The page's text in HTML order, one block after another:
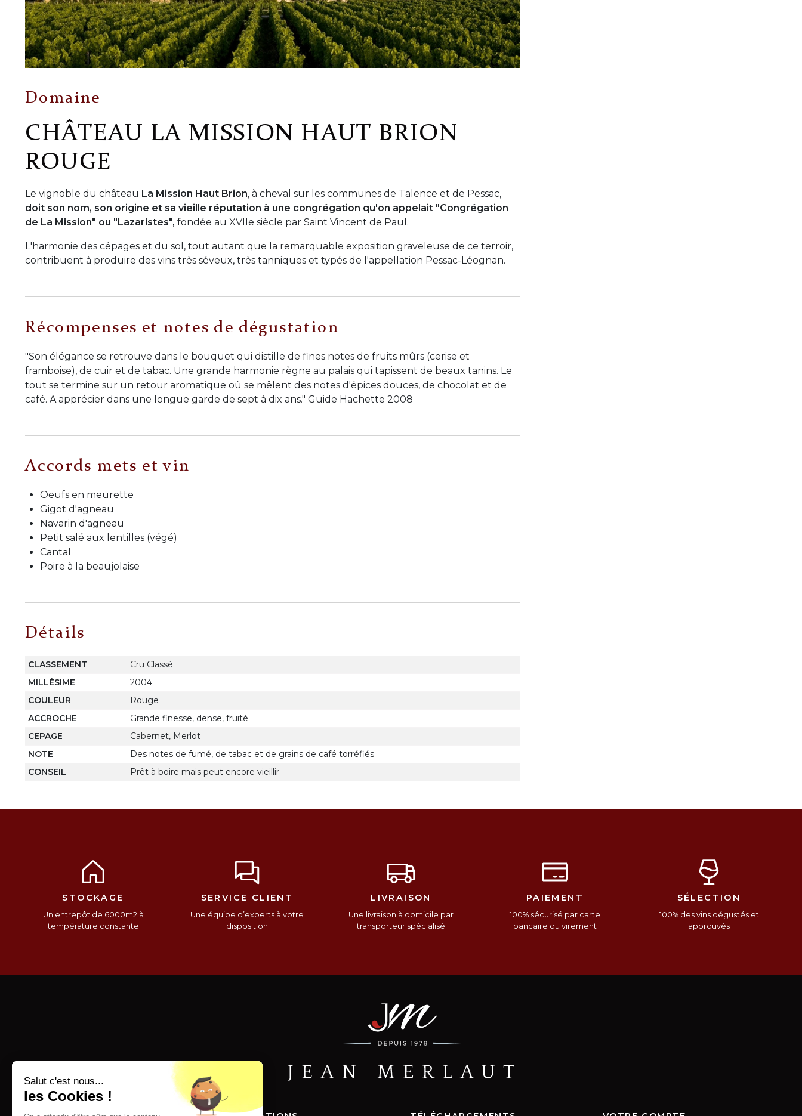
Domaine
CHÂTEAU LA MISSION HAUT BRION
ROUGE
Le vignoble du château La Mission Haut Brion, à cheval sur les communes de Talence et de Pessac,
doit son nom, son origine et sa vieille réputation à une congrégation qu'on appelait "Congrégation
de La Mission" ou "Lazaristes", fondée au XVIIe siècle par Saint Vincent de Paul.
L'harmonie des cépages et du sol, tout autant que la remarquable exposition graveleuse de ce terroir,
contribuent à produire des vins très séveux, très tanniques et typés de l'appellation Pessac-Léognan.
Récompenses et notes de dégustation
"Son élégance se retrouve dans le bouquet qui distille de fines notes de fruits mûrs (cerise et
framboise), de cuir et de tabac. Une grande harmonie règne au palais qui tapissent de beaux tanins. Le
tout se termine sur un retour aromatique où se mêlent des notes d'épices douces, de chocolat et de
café. A apprécier dans une longue garde de sept à dix ans." Guide Hachette 2008
Accords mets et vin
Oeufs en meurette
Gigot d'agneau
Navarin d'agneau
Petit salé aux lentilles (végé)
Cantal
Poire à la beaujolaise
Détails
CLASSEMENT
Cru Classé
MILLÉSIME
2004
COULEUR
Rouge
ACCROCHE
Grande finesse, dense, fruité
CEPAGE
Cabernet, Merlot
NOTE
Des notes de fumé, de tabac et de grains de café torréfiés
CONSEIL
Prêt à boire mais peut encore vieillir
STOCKAGE
Un entrepôt de 6000m2 à
température constante
SERVICE CLIENT
Une équipe d’experts à votre
disposition
LIVRAISON
Une livraison à domicile par
transporteur spécialisé
PAIEMENT
100% sécurisé par carte
bancaire ou virement
SÉLECTION
100% des vins dégustés et
approuvés
Salut c'est nous...
les Cookies !